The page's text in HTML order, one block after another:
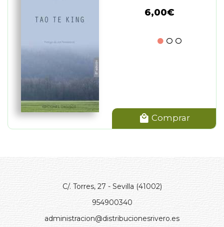
6,00€
Comprar
C/. Torres, 27 - Sevilla (41002)
954900340
administracion@distribucionesrivero.es